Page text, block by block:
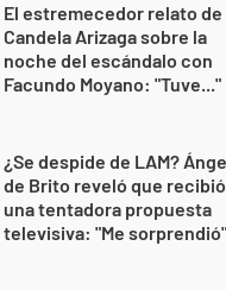
El estremecedor relato de
Candela Arizaga sobre la
noche del escándalo con
Facundo Moyano: "Tuve..."
¿Se despide de LAM?
de Brito reveló que recibió
una tentadora propuesta
televisiva: "Me sorprendió"